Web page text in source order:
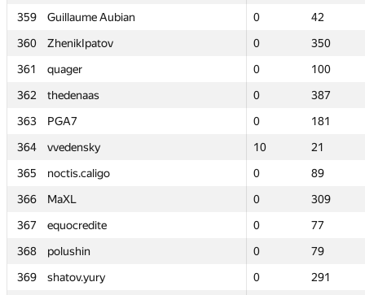
359
Guillaume Aubian 0
42
360
ZhenikIpatov 0
350
361
quager 0
100
362
thedenaas 0
387
363
PGA7 0
181
364
vvedensky 10
21
365
noctis.caligo 0
89
366
MaXL 0
309
367
equocredite 0
77
368
polushin 0
79
369
shatov.yury 0
291
359
Guillaume Aubian 0
42
360
ZhenikIpatov 0
350
361
quager 0
100
362
thedenaas 0
387
363
PGA7 0
181
364
vvedensky 10
21
365
noctis.caligo 0
89
366
MaXL 0
309
367
equocredite 0
77
368
polushin 0
79
369
shatov.yury 0
291